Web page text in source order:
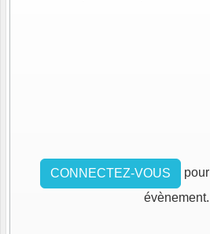
CONNECTEZ-VOUS
évènement.